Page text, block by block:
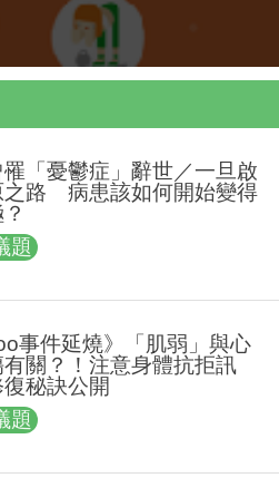
「憂鬱症」辭世／一旦啟
之路 病患該如何開始變得
題
事件延燒》「肌弱」與心
關？！注意身體抗拒訊
秘訣公開
題